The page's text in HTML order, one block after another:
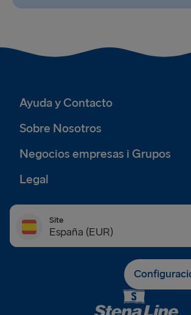
Ayuda y Contacto
Sobre Nosotros
Negocios empresas i Grupos
Legal
Site
España (EUR)